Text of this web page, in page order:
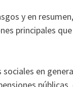
y en
principales
sociales en